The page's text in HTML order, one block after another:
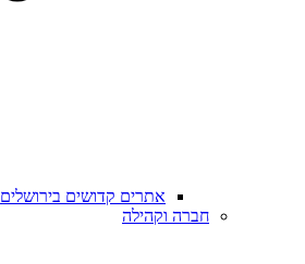
אתרים קדושים בירושלים
חברה וקהילה